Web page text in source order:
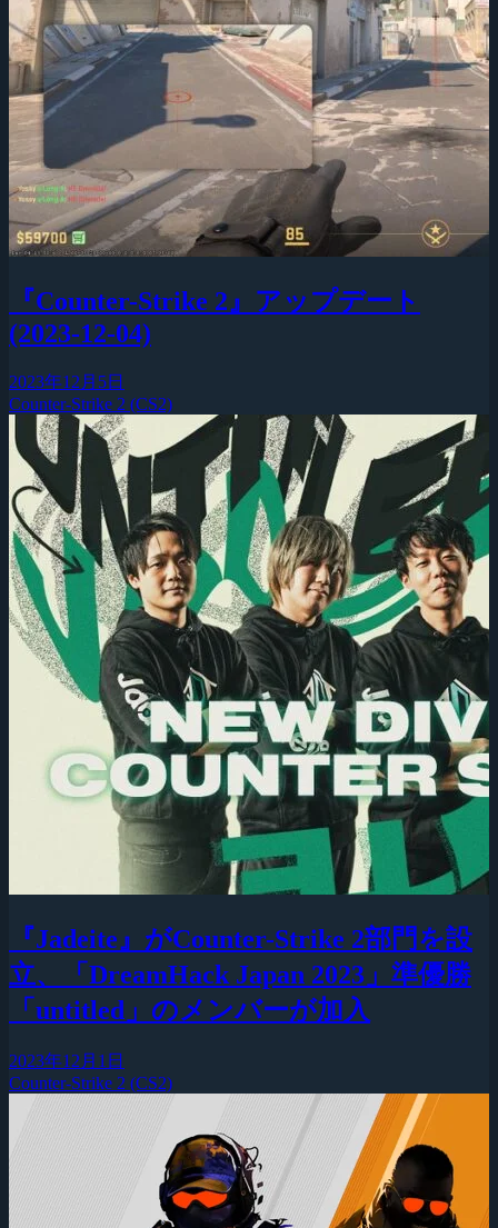
『Counter-Strike 2』アップデート
(2023-12-04)
2023年12月5日
Counter-Strike 2 (CS2)
『Jadeite』がCounter-Strike 2部門を設
立、「DreamHack Japan 2023」準優勝
「untitled」のメンバーが加入
2023年12月1日
Counter-Strike 2 (CS2)